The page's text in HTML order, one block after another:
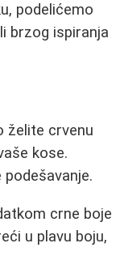
podelićemo
brzog ispiranja
želite crvenu
kose.
crne boje
u plavu boju,